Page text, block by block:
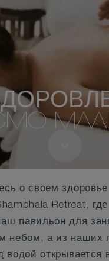
о своем
Retreat,
павильон для
небом, а из наших
водой открывается